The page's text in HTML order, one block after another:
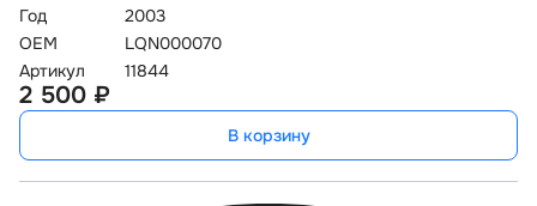
Год
2003
OEM
LQN000070
Артикул
11844
2 500 ₽
В корзину